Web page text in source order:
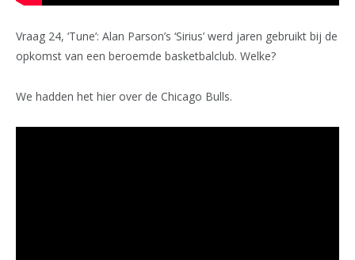
Vraag 24, ‘Tune’: Alan Parson’s ‘Sirius’ werd jaren gebruikt bij de
opkomst van een beroemde basketbalclub. Welke?
We hadden het hier over de Chicago Bulls.